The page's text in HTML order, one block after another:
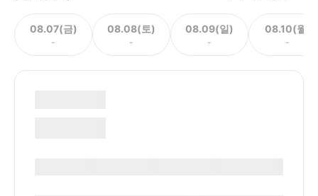
08.07(금)
-
08.08(토)
-
08.09(일)
-
08.10(월)
-